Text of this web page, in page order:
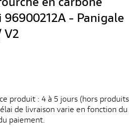
- Panigale
V2
produit : 4 à 5 jours (hors produits
de livraison varie en fonction du
paiement.